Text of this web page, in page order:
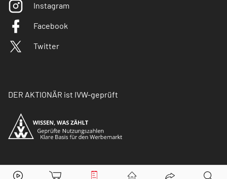
Instagram
Facebook
Twitter
DER AKTIONÄR ist IVW-geprüft